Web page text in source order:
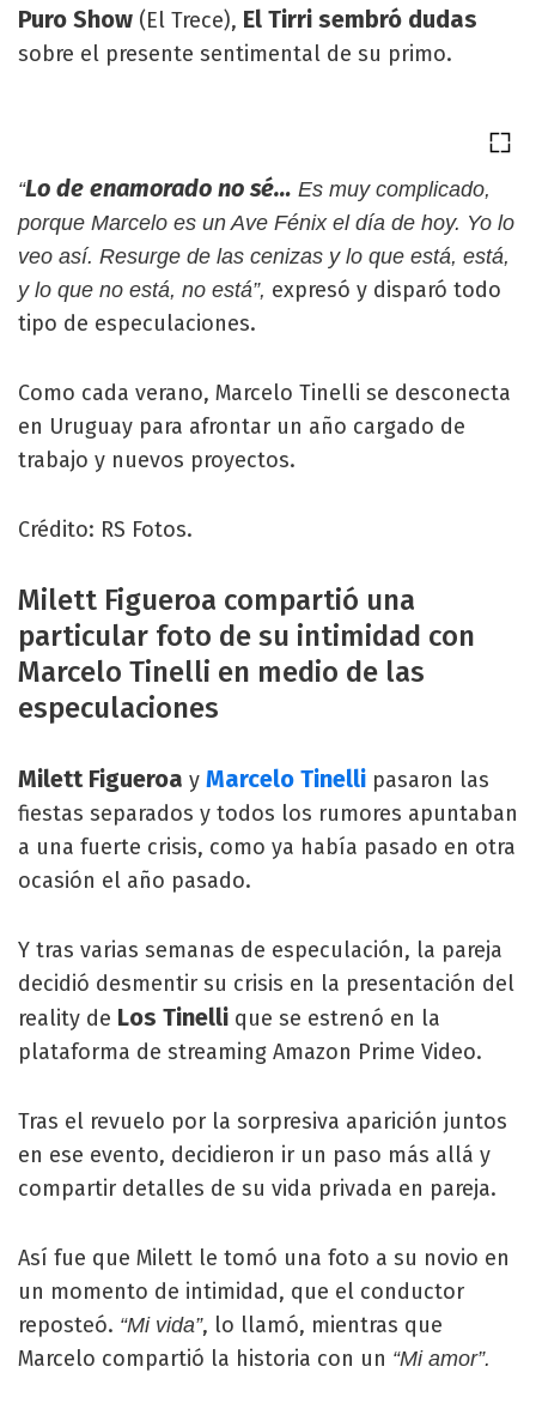
Puro Show (El Trece), El Tirri sembró dudas
sobre el presente sentimental de su primo.
“Lo de enamorado no sé… Es muy complicado,
porque Marcelo es un Ave Fénix el día de hoy. Yo lo
veo así. Resurge de las cenizas y lo que está, está,
y lo que no está, no está”, expresó y disparó todo
tipo de especulaciones.
Como cada verano, Marcelo Tinelli se desconecta
en Uruguay para afrontar un año cargado de
trabajo y nuevos proyectos.
Crédito: RS Fotos.
Milett Figueroa compartió una
particular foto de su intimidad con
Marcelo Tinelli en medio de las
especulaciones
Milett Figueroa y Marcelo Tinelli pasaron las
fiestas separados y todos los rumores apuntaban
a una fuerte crisis, como ya había pasado en otra
ocasión el año pasado.
Y tras varias semanas de especulación, la pareja
decidió desmentir su crisis en la presentación del
reality de Los Tinelli que se estrenó en la
plataforma de streaming Amazon Prime Video.
Tras el revuelo por la sorpresiva aparición juntos
en ese evento, decidieron ir un paso más allá y
compartir detalles de su vida privada en pareja.
Así fue que Milett le tomó una foto a su novio en
un momento de intimidad, que el conductor
reposteó. “Mi vida”, lo llamó, mientras que
Marcelo compartió la historia con un “Mi amor”.